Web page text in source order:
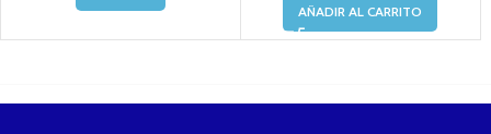
AÑADIR AL CARRITO